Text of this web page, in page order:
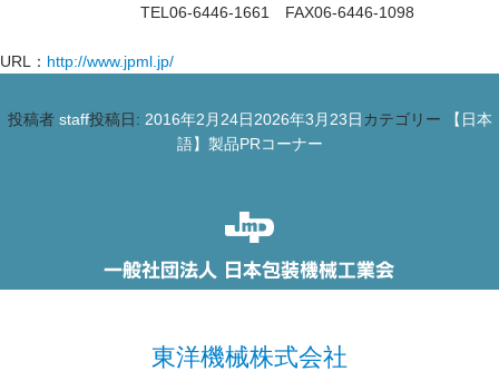
TEL06-6446-1661 FAX06-6446-1098
URL： http://www.jpml.jp/
投稿者 staff投稿日: 2016年2月24日2026年3月23日 カテゴリー
【日本
語】製品PRコーナー
東洋機械株式会社